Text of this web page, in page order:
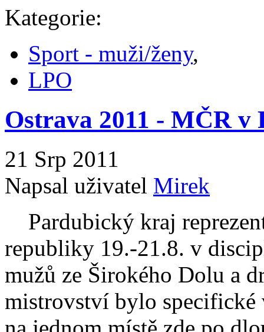
Kategorie:
Sport - muži/ženy,
LPO
Ostrava 2011 - MČR v
21 Srp 2011
Napsal uživatel Mirek
Pardubický kraj
republiky 19.-21.8. v
mužů ze Širokého Dolu a
mistrovství bylo specifické